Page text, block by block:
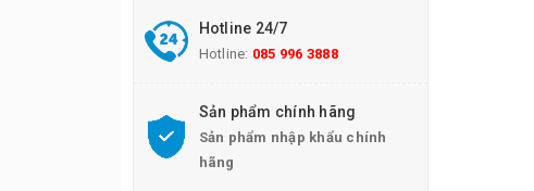
Hotline 24/7
Hotline: 085 996 3888
Sản phẩm chính hãng
Sản phẩm nhập khẩu chính
hãng